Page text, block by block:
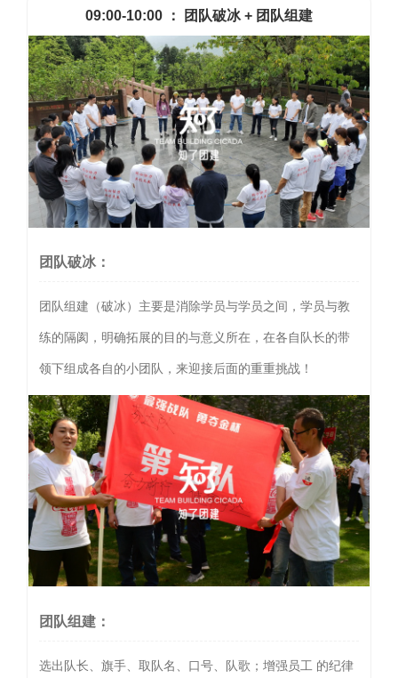
09:00-10:00 ： 团队破冰 + 团队组建
团队破冰：
团队组建（破冰）主要是消除学员与学员之间，学员与教
练的隔阂，明确拓展的目的与意义所在，在各自队长的带
领下组成各自的小团队，来迎接后面的重重挑战！
团队组建：
选出队长、旗手、取队名、口号、队歌；增强员工 的纪律